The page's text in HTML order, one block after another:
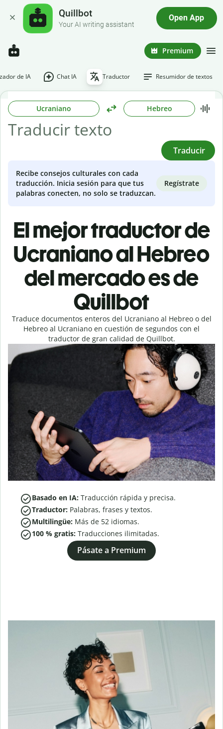
Quillbot
Your AI writing assistant
Open App
Premium
de IA Chat IA Traductor Resumidor de textos
Ucraniano Hebreo
Traducir
Recibe consejos culturales con cada
traducción. Inicia sesión para que tus
palabras conecten, no solo se traduzcan.
Regístrate
El mejor traductor de
Ucraniano al Hebreo
del mercado es de
Quillbot
Traduce documentos enteros del Ucraniano al Hebreo o del
Hebreo al Ucraniano en cuestión de segundos con el
traductor de gran calidad de Quillbot.
Basado en IA: Traducción rápida y precisa.
Traductor: Palabras, frases y textos.
Multilingüe: Más de 52 idiomas.
100 % gratis: Traducciones ilimitadas.
Pásate a Premium